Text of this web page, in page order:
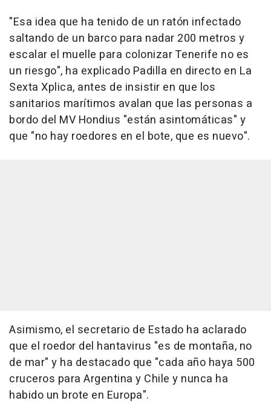
"Esa idea que ha tenido de un ratón infectado
saltando de un barco para nadar 200 metros y
escalar el muelle para colonizar Tenerife no es
un riesgo", ha explicado Padilla en directo en La
Sexta Xplica, antes de insistir en que los
sanitarios marítimos avalan que las personas a
bordo del MV Hondius "están asintomáticas" y
que "no hay roedores en el bote, que es nuevo".
Asimismo, el secretario de Estado ha aclarado
que el roedor del hantavirus "es de montaña, no
de mar" y ha destacado que "cada año haya 500
cruceros para Argentina y Chile y nunca ha
habido un brote en Europa".